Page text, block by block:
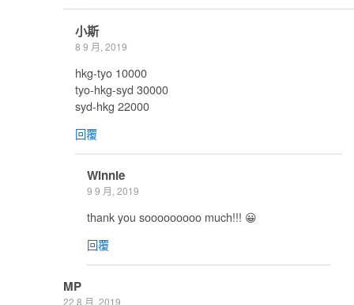
小斯
8 9 月, 2019
hkg-tyo 10000
tyo-hkg-syd 30000
syd-hkg 22000
回覆
Winnie
9 9 月, 2019
thank you sooooooooo much!!! 😀
回覆
MP
22 8 月, 2019